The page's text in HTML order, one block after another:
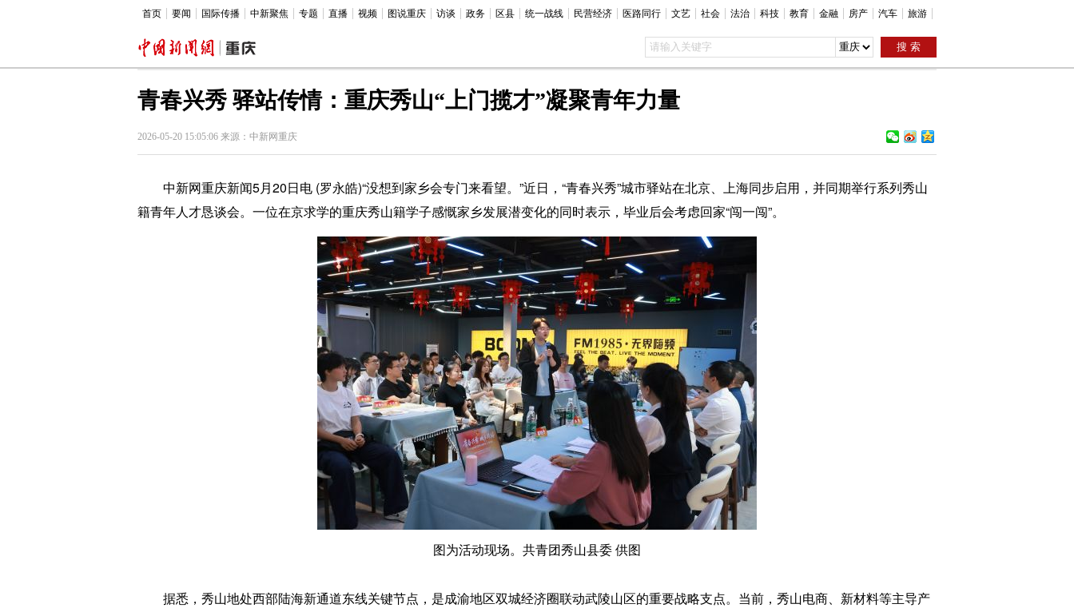
首页 要闻 国际传播 中新聚焦 专题 直播 视频 图说重庆 访谈 政务 区县 统一战线 民营经济 医路同行 文艺 社会 法治 科技 教育 金融 房产 汽车 旅游
青春兴秀 驿站传情：重庆秀山“上门揽才”凝聚青年力量
2026-05-20 15:05:06 来源：中新网重庆
中新网重庆新闻5月20日电 (罗永皓)“没想到家乡会专门来看望。”近日，“青春兴秀”城市驿站在北京、上海同步启用，并同期举行系列秀山
籍青年人才恳谈会。一位在京求学的重庆秀山籍学子感慨家乡发展潜变化的同时表示，毕业后会考虑回家“闯一闯”。
图为活动现场。共青团秀山县委 供图
据悉，秀山地处西部陆海新通道东线关键节点，是成渝地区双城经济圈联动武陵山区的重要战略支点。当前，秀山电商、新材料等主导产